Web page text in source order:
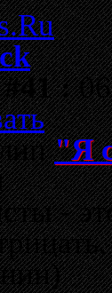
:06
"Я
-